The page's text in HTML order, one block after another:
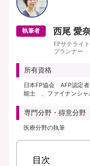
執筆者 西尾 愛
FPサテライ
プランナー
所有資格
日本FP協会 AFP認定
能士 、ファイナンシャ
専門分野・得意分野
医療分野の執筆
目次